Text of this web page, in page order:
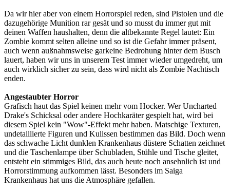
Da wir hier aber von einem Horrorspiel reden, sind Pistolen und die
dazugehörige Munition rar gesät und so musst du immer gut mit
deinen Waffen haushalten, denn die altbekannte Regel lautet: Ein
Zombie kommt selten alleine und so ist die Gefahr immer präsent,
auch wenn außnahmsweise garkeine Bedrohung hinter dem Busch
lauert, haben wir uns in unserem Test immer wieder umgedreht, um
auch wirklich sicher zu sein, dass wird nicht als Zombie Nachtisch
enden.
Angestaubter Horror
Grafisch haut das Spiel keinen mehr vom Hocker. Wer Uncharted
Drake's Schicksal oder andere Hochkaräter gespielt hat, wird bei
diesem Spiel kein "Wow"-Effekt mehr haben. Matschige Texturen,
undetaillierte Figuren und Kulissen bestimmen das Bild. Doch wenn
das schwache Licht dunklen Krankenhaus düstere Schatten zeichnet
und die Taschenlampe über Schubladen, Stühle und Tische gleitet,
entsteht ein stimmiges Bild, das auch heute noch ansehnlich ist und
Horrorstimmung aufkommen lässt. Besonders im Saiga
Krankenhaus hat uns die Atmosphäre gefallen.